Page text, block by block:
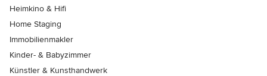
Heimkino & Hifi
Home Staging
Immobilienmakler
Kinder- & Babyzimmer
Künstler & Kunsthandwerk